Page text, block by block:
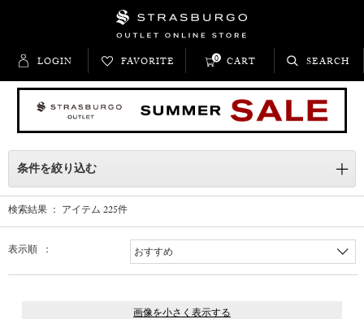
LOGIN FAVORITE CART
0 SEARCH
条件を絞り込む
検索結果 ： アイテム 225件
表示順 ：